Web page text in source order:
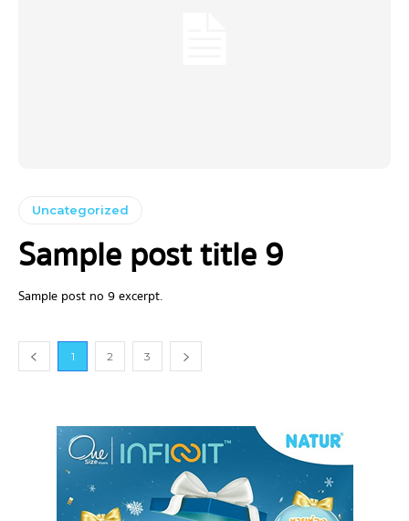
Uncategorized
Sample post title 9
Sample post no 9 excerpt.
1 2 3